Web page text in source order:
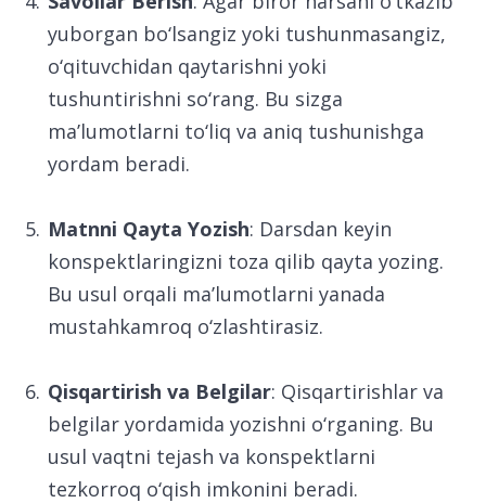
yuborgan bo‘lsangiz yoki tushunmasangiz,
o‘qituvchidan qaytarishni yoki
tushuntirishni so‘rang. Bu sizga
ma’lumotlarni to‘liq va aniq tushunishga
yordam beradi.
Matnni Qayta Yozish: Darsdan keyin
konspektlaringizni toza qilib qayta yozing.
Bu usul orqali ma’lumotlarni yanada
mustahkamroq o‘zlashtirasiz.
Qisqartirish va Belgilar: Qisqartirishlar va
belgilar yordamida yozishni o‘rganing. Bu
usul vaqtni tejash va konspektlarni
tezkorroq o‘qish imkonini beradi.